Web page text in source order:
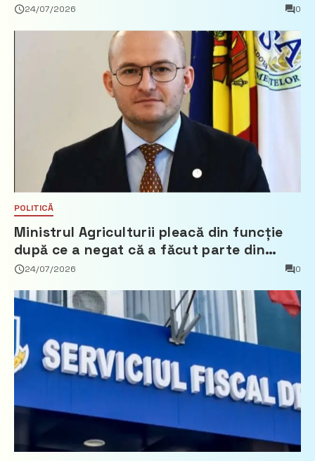
24/07/2026 0
POLITICĂ
Ministrul Agriculturii pleacă din funcție
după ce a negat că a făcut parte din
Partidul Democrat
24/07/2026 0